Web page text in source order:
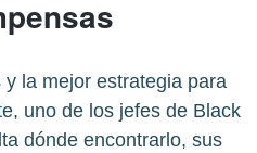
la mejor estrategia para
uno de los jefes de Black
dónde encontrarlo, sus